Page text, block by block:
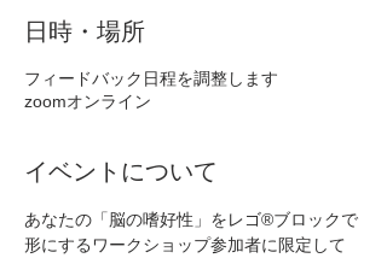
日時・場所
フィードバック日程を調整します
zoomオンライン
イベントについて
あなたの「脳の嗜好性」をレゴ®️ブロックで
形にするワークショップ参加者に限定して